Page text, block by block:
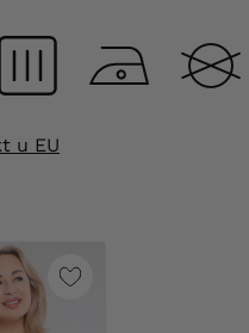
u EU